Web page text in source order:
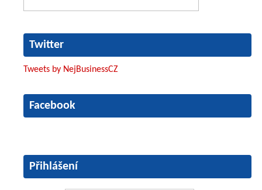
Twitter
Tweets by NejBusinessCZ
Facebook
Přihlášení